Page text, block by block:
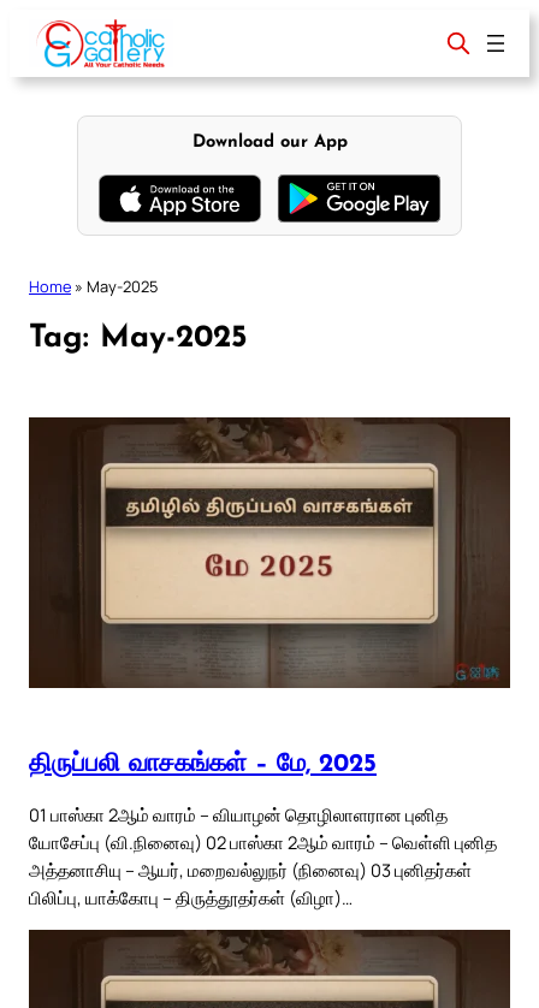
content
Download our App
Home » May-2025
Tag: May-2025
திருப்பலி வாசகங்கள் – மே, 2025
01 பாஸ்கா 2ஆம் வாரம் – வியாழன் தொழிலாளரான புனித
யோசேப்பு (வி.நினைவு) 02 பாஸ்கா 2ஆம் வாரம் – வெள்ளி புனித
அத்தனாசியு – ஆயர், மறைவல்லுநர் (நினைவு) 03 புனிதர்கள்
பிலிப்பு, யாக்கோபு – திருத்தூதர்கள் (விழா)…